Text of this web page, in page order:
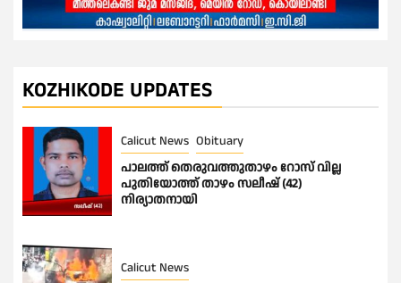
KOZHIKODE UPDATES
Calicut News Obituary
പാലത്ത് തെരുവത്തുതാഴം റോസ് വില്ല
പുതിയോത്ത് താഴം സലീഷ് (42)
നിര്യാതനായി
Calicut News